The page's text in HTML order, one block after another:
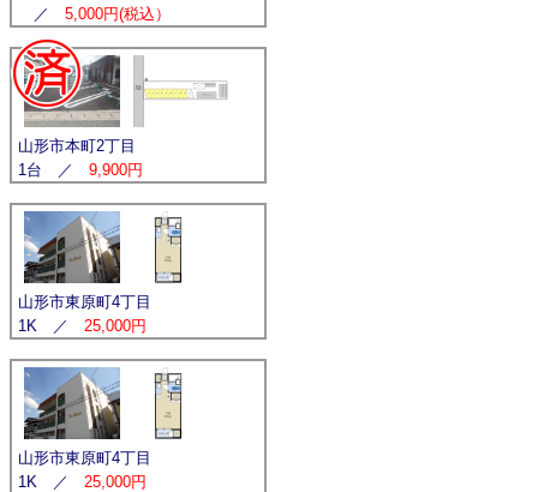
／ 5,000円(税込）
山形市本町2丁目
1台 ／ 9,900円
山形市東原町4丁目
1K ／ 25,000円
山形市東原町4丁目
1K ／ 25,000円